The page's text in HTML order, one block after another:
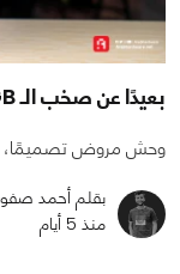
بعيدًا عن صخب الـ RGB: تجميعة بتصميم هادئ وأداء متوحش
وحش مروض تصميمًا،
بقلم أحمد
منذ 5 أيام